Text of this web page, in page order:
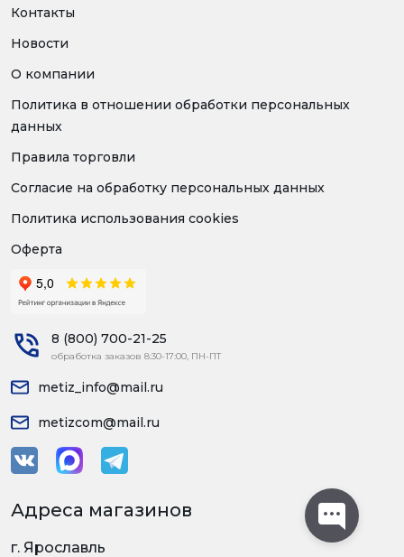
Контакты
Новости
О компании
Политика в отношении обработки персональных
данных
Правила торговли
Согласие на обработку персональных данных
Политика использования cookies
Оферта
8 (800) 700-21-25
обработка заказов 8:30-17:00, ПН-ПТ
metiz_info@mail.ru
metizcom@mail.ru
Адреса магазинов
г. Ярославль